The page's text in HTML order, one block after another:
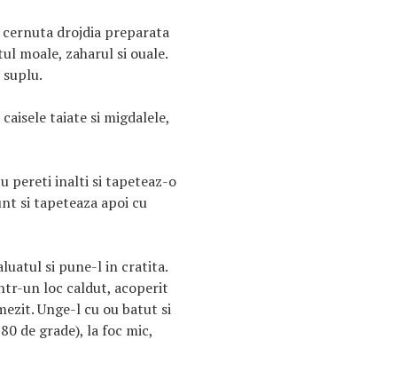
drojdia preparata
moale, zaharul si ouale.
taiate si migdalele,
pereti inalti si tapeteaz-o
si tapeteaza apoi cu
si pune-l in cratita.
un loc caldut, acoperit
Unge-l cu ou batut si
de grade), la foc mic,